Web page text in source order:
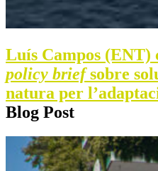
Luís Campos (ENT)
policy briefsobre
natura per
Blog Post